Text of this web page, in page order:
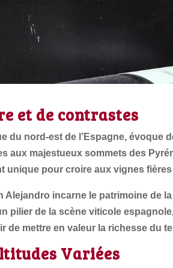
et de contrastes
du nord-est de l’Espagne, évoque
aux majestueux sommets des
unique pour croire aux vignes
Alejandro incarne le patrimoine de
pilier de la scène viticole
de mettre en valeur la richesse du
Variées